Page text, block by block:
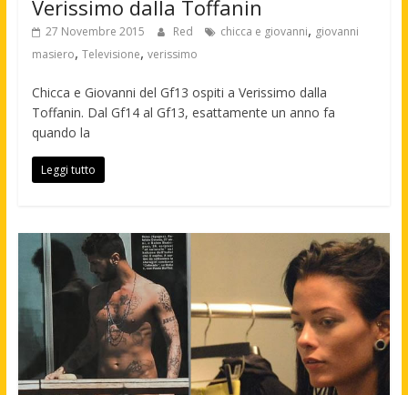
Verissimo dalla Toffanin
27 Novembre 2015 Red chicca e giovanni, giovanni
masiero, Televisione, verissimo
Chicca e Giovanni del Gf13 ospiti a Verissimo dalla
Toffanin. Dal Gf14 al Gf13, esattamente un anno fa
quando la
Leggi tutto